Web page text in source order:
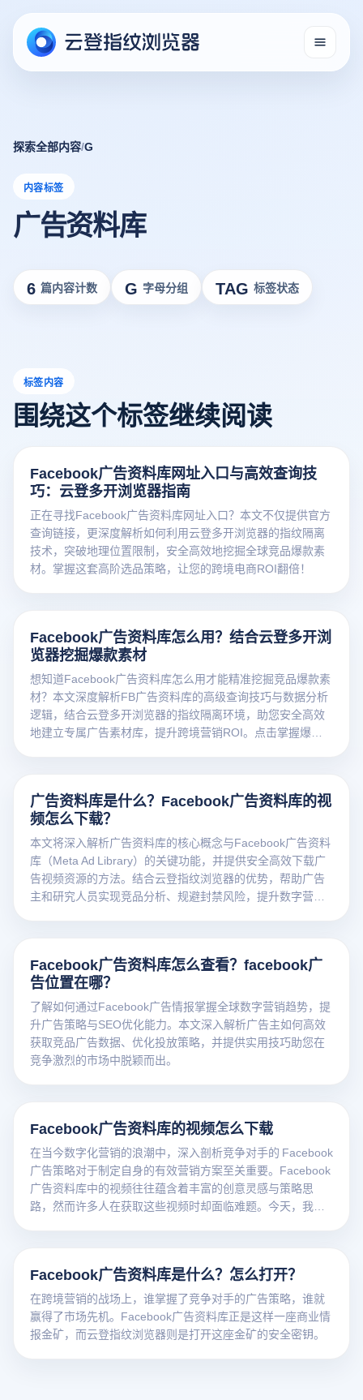
探索全部内容/G
内容标签
广告资料库
6 篇内容计数 G 字母分组 TAG 标签状态
标签内容
围绕这个标签继续阅读
Facebook广告资料库网址入口与高效查询技
巧：云登多开浏览器指南
正在寻找Facebook广告资料库网址入口？本文不仅提供官方
查询链接，更深度解析如何利用云登多开浏览器的指纹隔离
技术，突破地理位置限制，安全高效地挖掘全球竞品爆款素
材。掌握这套高阶选品策略，让您的跨境电商ROI翻倍！
Facebook广告资料库怎么用？结合云登多开浏
览器挖掘爆款素材
想知道Facebook广告资料库怎么用才能精准挖掘竞品爆款素
材？本文深度解析FB广告资料库的高级查询技巧与数据分析
逻辑，结合云登多开浏览器的指纹隔离环境，助您安全高效
地建立专属广告素材库，提升跨境营销ROI。点击掌握爆单
广告资料库是什么？Facebook广告资料库的视
频怎么下载？
本文将深入解析广告资料库的核心概念与Facebook广告资料
库（Meta Ad Library）的关键功能，并提供安全高效下载广
告视频资源的方法。结合云登指纹浏览器的优势，帮助广告
主和研究人员实现竞品分析、规避封禁风险，提升数字营销
Facebook广告资料库怎么查看？facebook广
告位置在哪？
了解如何通过Facebook广告情报掌握全球数字营销趋势，提
升广告策略与SEO优化能力。本文深入解析广告主如何高效
获取竞品广告数据、优化投放策略，并提供实用技巧助您在
竞争激烈的市场中脱颖而出。
Facebook广告资料库的视频怎么下载
在当今数字化营销的浪潮中，深入剖析竞争对手的 Facebook
广告策略对于制定自身的有效营销方案至关重要。Facebook
广告资料库中的视频往往蕴含着丰富的创意灵感与策略思
路，然而许多人在获取这些视频时却面临难题。今天，我们
Facebook广告资料库是什么？怎么打开？
在跨境营销的战场上，谁掌握了竞争对手的广告策略，谁就
赢得了市场先机。Facebook广告资料库正是这样一座商业情
报金矿，而云登指纹浏览器则是打开这座金矿的安全密钥。